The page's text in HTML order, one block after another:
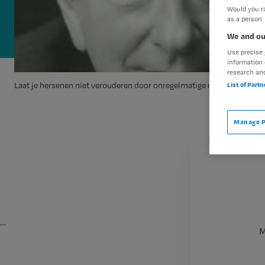
Laat je hersenen niet verouderen door onregelmatige diensten!
…
Would you
as a person
We and
Use
information
research
List of
Manage